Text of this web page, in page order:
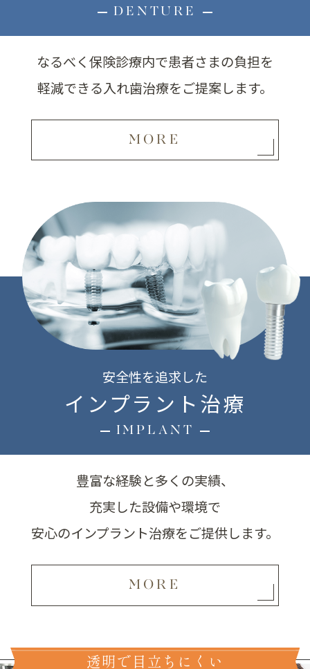
DENTURE
なるべく保険診療内で患者さまの負担を
軽減できる入れ歯治療をご提案します。
MORE
安全性を追求した
インプラント治療
IMPLANT
豊富な経験と多くの実績、
充実した設備や環境で
安心のインプラント治療をご提供します。
MORE
透明で目立ちにくい